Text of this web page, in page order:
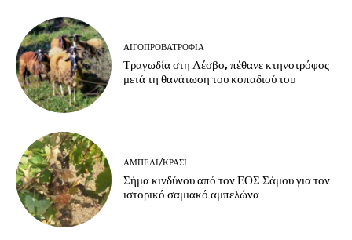
ΑΙΓΟΠΡΟΒΑΤΡΟΦΊΑ
Τραγωδία στη Λέσβο, πέθανε κτηνοτρόφος
μετά τη θανάτωση του κοπαδιού του
ΑΜΠΈΛΙ/ΚΡΑΣΊ
Σήμα κινδύνου από τον ΕΟΣ Σάμου για τον
ιστορικό σαμιακό αμπελώνα